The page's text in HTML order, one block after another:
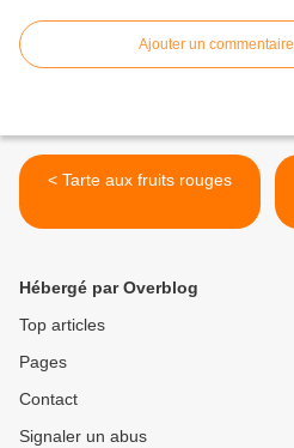
Ajouter un commentaire
< Tarte aux fruits rouges
Hébergé par Overblog
Top articles
Pages
Contact
Signaler un abus